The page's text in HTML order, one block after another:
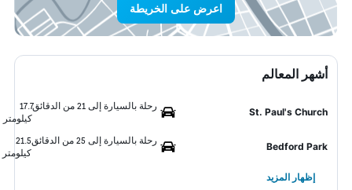
اعرض على الخريطة
أشهر المعالم
St. Paul's Church
رحلة بالسيارة إلى 21 من الدقائق
17.7
كيلومتر
Bedford Park
رحلة بالسيارة إلى 25 من الدقائق
21.5
كيلومتر
إظهار المزيد